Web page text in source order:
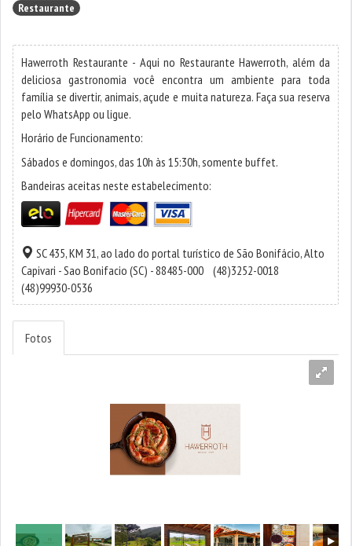
Restaurante
Hawerroth Restaurante - Aqui no Restaurante Hawerroth, além da
deliciosa gastronomia você encontra um ambiente para toda
família se divertir, animais, açude e muita natureza. Faça sua reserva
pelo WhatsApp ou ligue.
Horário de Funcionamento:
Sábados e domingos, das 10h às 15:30h, somente buffet.
Bandeiras aceitas neste estabelecimento:
SC 435, KM 31, ao lado do portal turístico de São Bonifácio,Alto
Capivari -Sao Bonifacio (SC) - 88485-000 (48)3252-0018
(48)99930-0536
Fotos